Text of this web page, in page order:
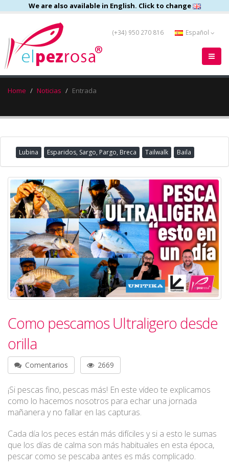
We are also available in English. Click to change
(+34) 950 270 816 Español
Home Noticias Entrada
Lubina Esparidos, Sargo, Pargo, Breca Tailwalk Baila
Como pescamos Ultraligero desde
orilla
Comentarios 2669
¡Si pescas fino, pescas más! En este vídeo te explicamos
como lo hacemos nosotros para echar una jornada
mañanera y no fallar en las capturas.
Cada día los peces están más difíciles y si a esto le sumas
que los días de calma son más habituales en esta época,
pescar como se pescaba antes es más complicado.